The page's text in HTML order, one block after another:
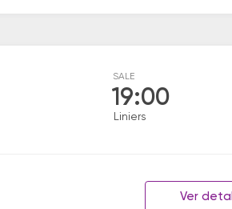
SALE
19:00
Liniers
Ver